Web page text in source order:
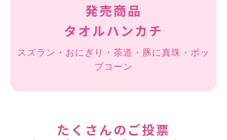
発売商品
タオルハンカチ
スズラン・おにぎり・茶道・豚に真珠・ポッ
プコーン
たくさんのご投票